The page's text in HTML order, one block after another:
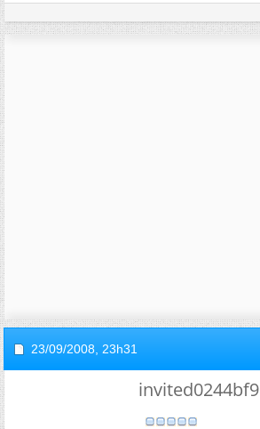
23/09/2008, 23h31
invited0244bf9